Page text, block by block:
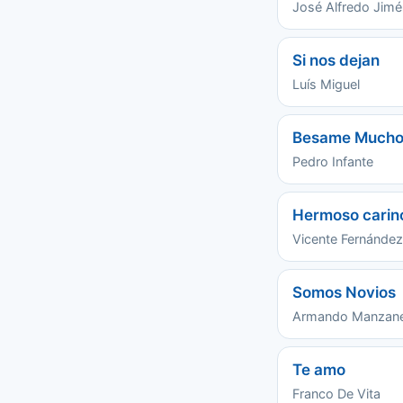
José Alfredo
Si nos dejan
Luís Miguel
Besame Mucho
Pedro Infante
Hermoso
Vicente Fernández
Somos Novios
Armando
Te amo
Franco De Vita